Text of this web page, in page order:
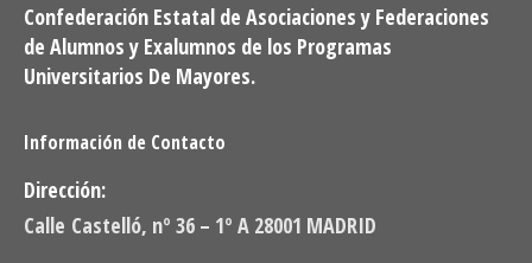
Confederación Estatal de Asociaciones y Federaciones
de Alumnos y Exalumnos de los Programas
Universitarios De Mayores.
Información de Contacto
Dirección:
Calle Castelló, nº 36 – 1º A 28001 MADRID